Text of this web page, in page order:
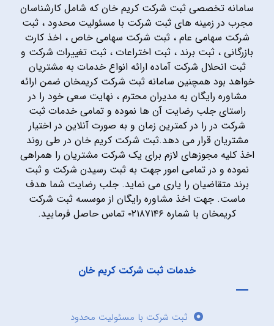
سامانه تخصصی ثبت شرکت کریم خان که شامل کارشناسان
مجرب در زمینه های ثبت شرکت با مسئولیت محدود ، ثبت
شرکت سهامی عام ، ثبت شرکت سهامی خاص ، اخذ کارت
بازرگانی ، ثبت برند ، ثبت اختراعات ، ثبت تغییرات شرکت و
ثبت انحلال شرکت آماده ارائه انواع خدمات به مشتریان
خواهد بود همچنین سامانه ثبت شرکت کریمخان ضمن ارائه
مشاوره رایگان به مدیران محترم ، نهایت سعی خود را در
راستای جلب رضایت آن ها نموده و تمامی خدمات ثبت
شرکت در را در کمترین زمان و به صورت آنلاین در اختیار
مشتریان قرار می دهد.ثبت شرکت کریم خان در طی روند
اخذ کلیه مجوزهای لازم برای یک شرکت مشتریان را همراهی
نموده و در تمامی امور جهت به ثبت رسیدن شرکت و ثبت
برند متقاضیان را یاری می نماید. جلب رضایت شما هدف
ماست. جهت اخذ مشاوره رایگان از موسسه ثبت شرکت
کریمخان با شماره ۰۲۱۸۷۱۴۶ تماس حاصل فرمایید.
خدمات ثبت شرکت کریم خان
ثبت شرکت با مسئولیت محدود